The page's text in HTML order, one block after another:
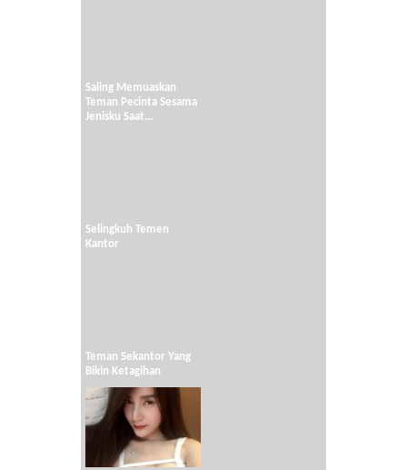
Saling Memuaskan
Teman Pecinta Sesama
Jenisku Saat...
Selingkuh Temen
Kantor
Teman Sekantor Yang
Bikin Ketagihan